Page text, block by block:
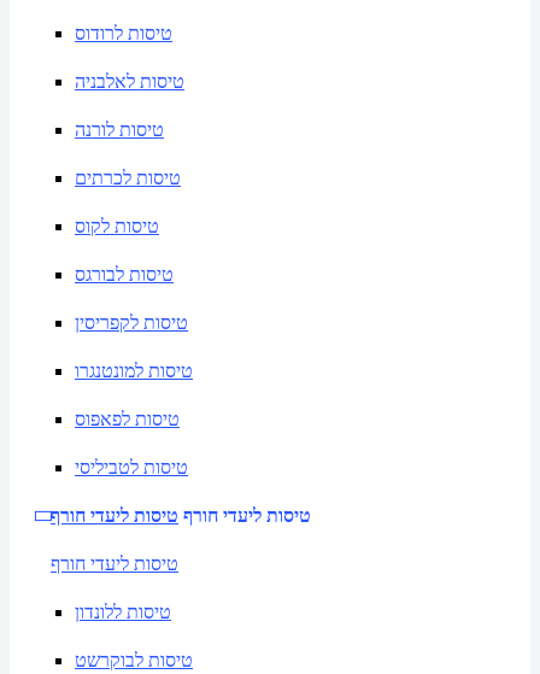
טיסות לרודוס
טיסות לאלבניה
טיסות לורנה
טיסות לכרתים
טיסות לקוס
טיסות לבורגס
טיסות לקפריסין
טיסות למונטנגרו
טיסות לפאפוס
טיסות לטביליסי
טיסות ליעדי חורף טיסות ליעדי חורף
טיסות ליעדי חורף
טיסות ללונדון
טיסות לבוקרשט